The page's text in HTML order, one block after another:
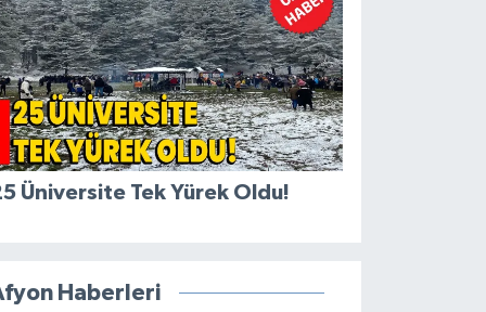
Üniversite Tek Yürek Oldu!
Haberleri